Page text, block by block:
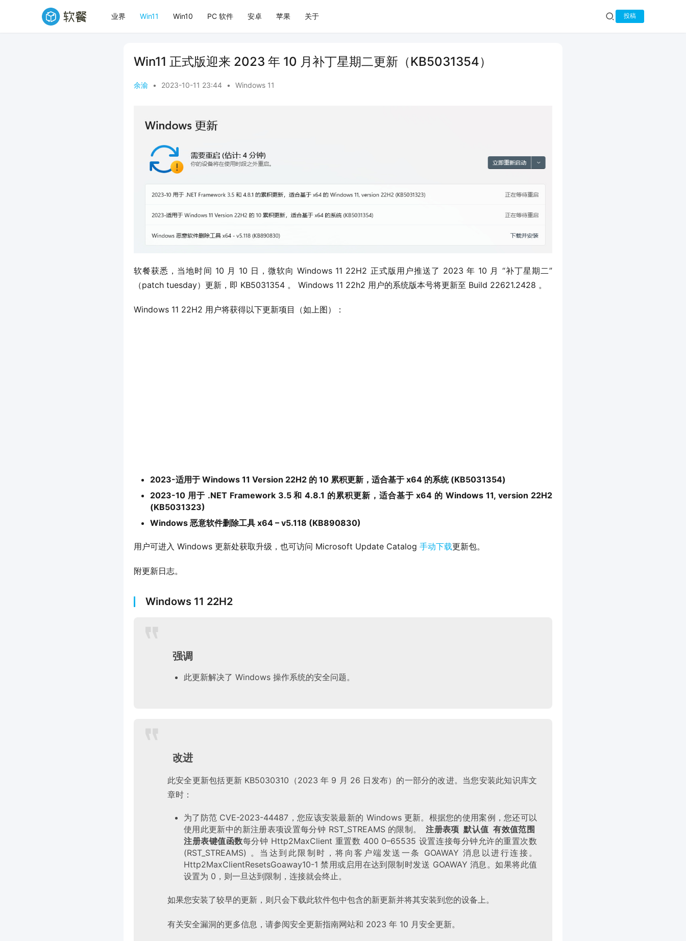
业界 Win11 Win10 PC 软件 安卓 苹果 关于 投稿
Win11 正式版迎来 2023 年 10 月补丁星期二更新（KB5031354）
余渝 • 2023-10-11 23:44 • Windows 11
软餐获悉，当地时间 10 月 10 日，微软向 Windows 11 22H2 正式版用户推送了 2023 年 10 月 “补丁星期二”
（patch tuesday）更新，即 KB5031354 。 Windows 11 22h2 用户的系统版本号将更新至 Build 22621.2428 。
Windows 11 22H2 用户将获得以下更新项目（如上图）：
2023-适用于 Windows 11 Version 22H2 的 10 累积更新，适合基于 x64 的系统 (KB5031354)
2023-10 用于 .NET Framework 3.5 和 4.8.1 的累积更新，适合基于 x64 的 Windows 11, version 22H2
(KB5031323)
Windows 恶意软件删除工具 x64 – v5.118 (KB890830)
用户可进入 Windows 更新处获取升级，也可访问 Microsoft Update Catalog 手动下载更新包。
附更新日志。
Windows 11 22H2
强调
此更新解决了 Windows 操作系统的安全问题。
改进
此安全更新包括更新 KB5030310（2023 年 9 月 26 日发布）的一部分的改进。当您安装此知识库文
章时：
为了防范 CVE-2023-44487，您应该安装最新的 Windows 更新。根据您的使用案例，您还可以
使用此更新中的新注册表项设置每分钟 RST_STREAMS 的限制。
注册表项 默认值 有效值范围
注册表键值函数每分钟 Http2MaxClient 重置数 400 0–65535 设置连接每分钟允许的重置次数
(RST_STREAMS) 。当达到此限制时，将向客户端发送一条 GOAWAY 消息以进行连接。
Http2MaxClientResetsGoaway10-1 禁用或启用在达到限制时发送 GOAWAY 消息。如果将此值
设置为 0，则一旦达到限制，连接就会终止。
如果您安装了较早的更新，则只会下载此软件包中包含的新更新并将其安装到您的设备上。
有关安全漏洞的更多信息，请参阅安全更新指南网站和 2023 年 10 月安全更新。